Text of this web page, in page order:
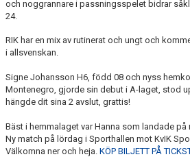
och noggrannare i passningsspelet bidrar
24.
RIK har en mix av rutinerat och ungt och
i allsvenskan.
Signe Johansson H6, född 08 och nyss
Montenegro, gjorde sin debut i A-laget, stod
hängde dit sina 2 avslut, grattis!
Bäst i hemmalaget var Hanna som landade på
Ny match på lördag i Sporthallen mot KvIK
Välkomna ner och heja. KÖP BILJETT PÅ